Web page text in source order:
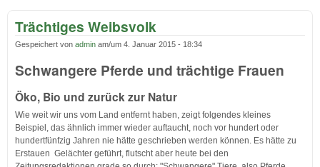
Trächtiges Weibsvolk
Gespeichert von admin am/um 4. Januar 2015 - 18:34
Schwangere Pferde und trächtige Frauen
Öko, Bio und zurück zur Natur
Wie weit wir uns vom Land entfernt haben, zeigt folgendes kleines
Beispiel, das ähnlich immer wieder auftaucht, noch vor hundert oder
hundertfünfzig Jahren nie hätte geschrieben werden können. Es hätte zu
Erstauen Gelächter geführt, flutscht aber heute bei den